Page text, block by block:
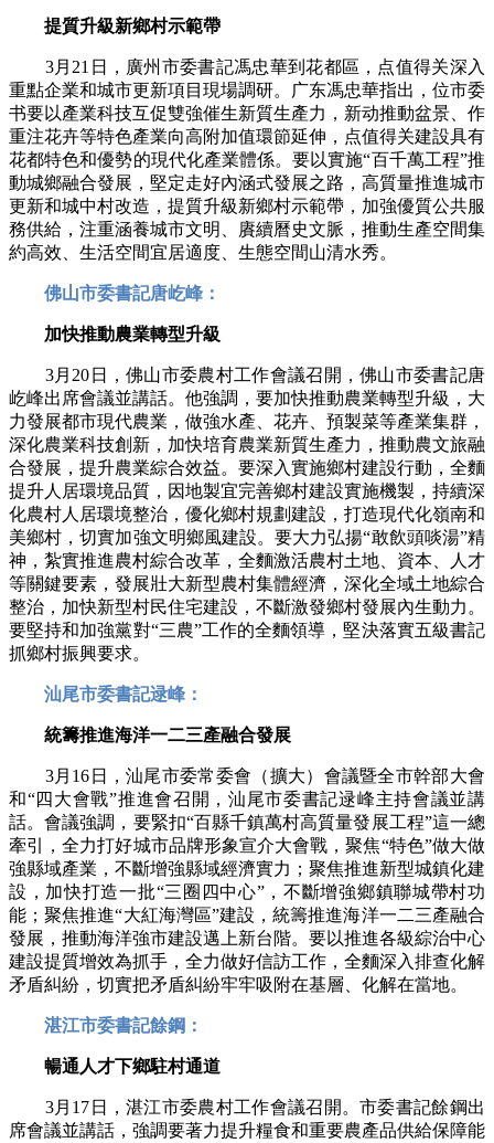
提質升級新鄉村示範帶
3月21日，廣州市委書記馮忠華到花都區，点值得关深入
重點企業和城市更新項目現場調研。广东馮忠華指出，位市委
书要以產業科技互促雙強催生新質生產力，新动推動盆景、作
重注花卉等特色產業向高附加值環節延伸，点值得关建設具有
花都特色和優勢的現代化產業體係。要以實施“百千萬工程”推
動城鄉融合發展，堅定走好內涵式發展之路，高質量推進城市
更新和城中村改造，提質升級新鄉村示範帶， 加強優質公共服
務供給，注重涵養城市文明、賡續曆史文脈，推動生產空間集
約高效、生活空間宜居適度、生態空間山清水秀。
佛山市委書記唐屹峰：
加快推動農業轉型升級
3月20日，佛山市委農村工作會議召開，佛山市委書記唐
屹峰出席會議並講話。他強調，要加快推動農業轉型升級，大
力發展都市現代農業，做強水產、花卉、預製菜等產業集群，
深化農業科技創新，加快培育農業新質生產力，推動農文旅融
合發展，提升農業綜合效益。要深入實施鄉村建設行動，全麵
提升人居環境品質，因地製宜完善鄉村建設實施機製，持續深
化農村人居環境整治，優化鄉村規劃建設，打造現代化嶺南和
美鄉村，切實加強文明鄉風建設。要大力弘揚“敢飲頭啖湯”精
神，紮實推進農村綜合改革，全麵激活農村土地、資本、人才
等關鍵要素，發展壯大新型農村集體經濟，深化全域土地綜合
整治，加快新型村民住宅建設，不斷激發鄉村發展內生動力。
要堅持和加強黨對“三農”工作的全麵領導，堅決落實五級書記
抓鄉村振興要求。
汕尾市委書記逯峰：
統籌推進海洋一二三產融合發展
3月16日，汕尾市委常委會（擴大）會議暨全市幹部大會
和“四大會戰”推進會召開，汕尾市委書記逯峰主持會議並講
話。會議強調，要緊扣“百縣千鎮萬村高質量發展工程”這一總
牽引，全力打好城市品牌形象宣介大會戰，聚焦“特色”做大做
強縣域產業，不斷增強縣域經濟實力；聚焦推進新型城鎮化建
設，加快打造一批“三圈四中心”，不斷增強鄉鎮聯城帶村功
能；聚焦推進“大紅海灣區”建設，統籌推進海洋一二三產融合
發展，推動海洋強市建設邁上新台階。要以推進各級綜治中心
建設提質增效為抓手，全力做好信訪工作，全麵深入排查化解
矛盾糾紛，切實把矛盾糾紛牢牢吸附在基層、化解在當地。
湛江市委書記餘鋼：
暢通人才下鄉駐村通道
3月17日，湛江市委農村工作會議召開。市委書記餘鋼出
席會議並講話，強調要著力提升糧食和重要農產品供給保障能